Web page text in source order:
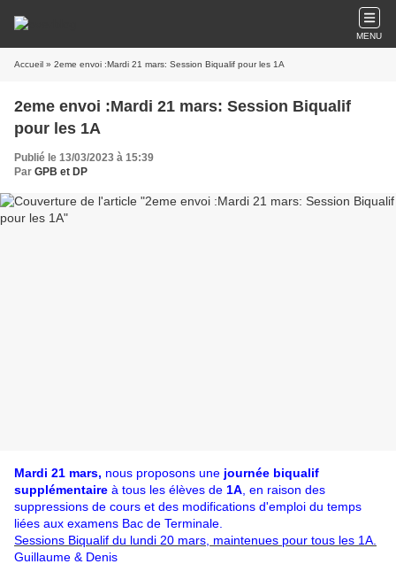
MENU
Accueil » 2eme envoi :Mardi 21 mars: Session Biqualif pour les 1A
2eme envoi :Mardi 21 mars: Session Biqualif
pour les 1A
Publié le 13/03/2023 à 15:39
Par GPB et DP
Mardi 21 mars, nous proposons une journée biqualif
supplémentaire à tous les élèves de 1A , en raison des
suppressions de cours et des modifications d'emploi du temps
liées aux examens Bac de Terminale.
Sessions Biqualif du lundi 20 mars, maintenues pour tous les 1A.
Guillaume & Denis